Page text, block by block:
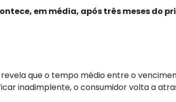
em média, após três meses do
que o tempo médio entre o
inadimplente, o consumidor volta a